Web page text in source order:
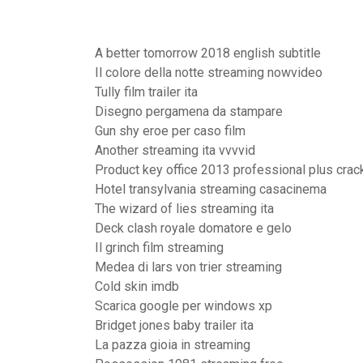
A better tomorrow 2018 english subtitle
Il colore della notte streaming nowvideo
Tully film trailer ita
Disegno pergamena da stampare
Gun shy eroe per caso film
Another streaming ita vvvvid
Product key office 2013 professional plus
Hotel transylvania streaming casacinema
The wizard of lies streaming ita
Deck clash royale domatore e gelo
Il grinch film streaming
Medea di lars von trier streaming
Cold skin imdb
Scarica google per windows xp
Bridget jones baby trailer ita
La pazza gioia in streaming